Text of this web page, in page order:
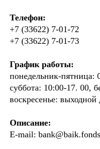
Телефон:
+7 (33622) 7-01-72
+7 (33622) 7-01-73
График работы:
понедельник-пятница:
суббота: 10:00-17. 00,
воскресенье: выходной
Описание:
E-mail: